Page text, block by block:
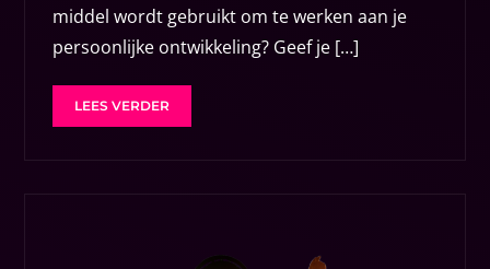
middel wordt gebruikt om te werken aan je
persoonlijke ontwikkeling? Geef je […]
LEES VERDER